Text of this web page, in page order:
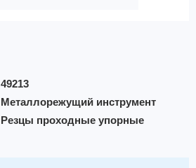
49213
Металлорежущий инструмент
Резцы проходные упорные